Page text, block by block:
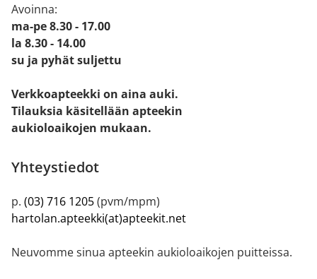
Avoinna:
ma-pe 8.30 - 17.00
la 8.30 - 14.00
su ja pyhät suljettu
Verkkoapteekki on aina auki.
Tilauksia käsitellään apteekin
aukioloaikojen mukaan.
Yhteystiedot
p. (03) 716 1205(pvm/mpm)
hartolan.apteekki(at)apteekit.net
Neuvomme sinua apteekin aukioloaikojen puitteissa.